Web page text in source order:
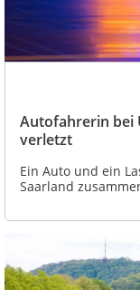
Autofahrerin bei
verletzt
Ein Auto und ein
Saarland